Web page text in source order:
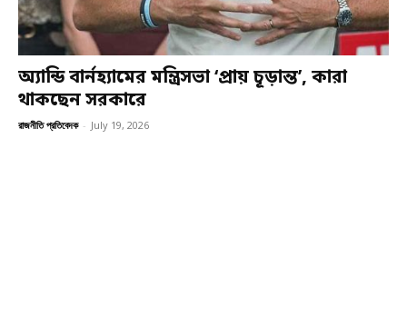
অ্যান্ডি বার্নহ্যামের মন্ত্রিসভা ‘প্রায় চূড়ান্ত’, কারা
থাকছেন সরকারে
রাজনীতি প্রতিবেদক - July 19, 2026